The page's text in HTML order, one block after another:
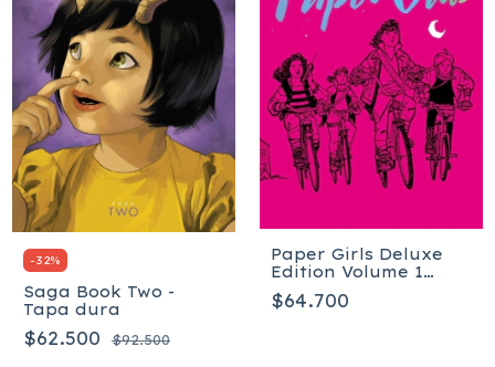
-32%
Saga Book Two -
Tapa dura
$62.500 $92.500
Paper Girls Deluxe
Edition Volume 1
(Paper Girls, 1) Tapa
dura
$64.700